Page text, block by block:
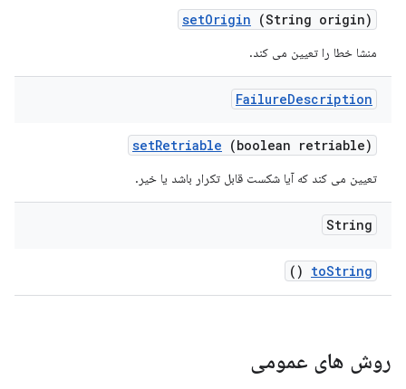
setOrigin (String origin)
منشا خطا را تعیین می کند.
FailureDescription
setRetriable (boolean retriable)
تعیین می کند که آیا شکست قابل تکرار باشد یا خیر.
String
toString
()
روش های عمومی